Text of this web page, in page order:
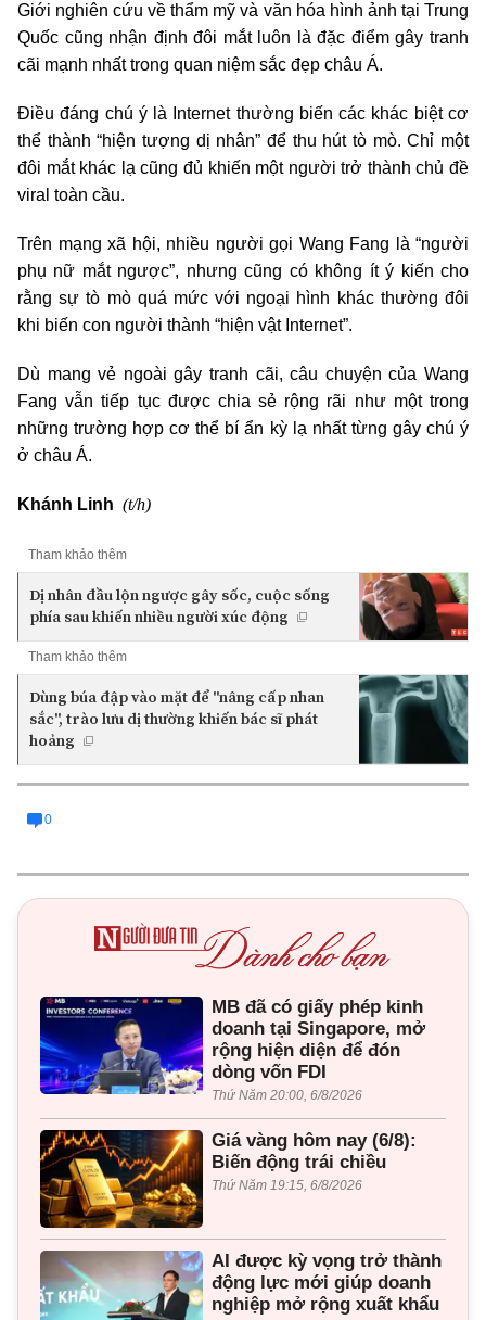
Giới nghiên cứu về thẩm mỹ và văn hóa hình ảnh tại Trung
Quốc cũng nhận định đôi mắt luôn là đặc điểm gây tranh
cãi mạnh nhất trong quan niệm sắc đẹp châu Á.
Điều đáng chú ý là Internet thường biến các khác biệt cơ
thể thành “hiện tượng dị nhân” để thu hút tò mò. Chỉ một
đôi mắt khác lạ cũng đủ khiến một người trở thành chủ đề
viral toàn cầu.
Trên mạng xã hội, nhiều người gọi Wang Fang là “người
phụ nữ mắt ngược”, nhưng cũng có không ít ý kiến cho
rằng sự tò mò quá mức với ngoại hình khác thường đôi
khi biến con người thành “hiện vật Internet”.
Dù mang vẻ ngoài gây tranh cãi, câu chuyện của Wang
Fang vẫn tiếp tục được chia sẻ rộng rãi như một trong
những trường hợp cơ thể bí ẩn kỳ lạ nhất từng gây chú ý
ở châu Á.
Khánh Linh (t/h)
Tham khảo thêm
Dị nhân đầu lộn ngược gây sốc, cuộc sống
phía sau khiến nhiều người xúc động
Tham khảo thêm
Dùng búa đập vào mặt để "nâng cấp nhan
sắc", trào lưu dị thường khiến bác sĩ phát
hoảng
0
MB đã có giấy phép kinh
doanh tại Singapore, mở
rộng hiện diện để đón
dòng vốn FDI
Thứ Năm 20:00, 6/8/2026
Giá vàng hôm nay (6/8):
Biến động trái chiều
Thứ Năm 19:15, 6/8/2026
AI được kỳ vọng trở thành
động lực mới giúp doanh
nghiệp mở rộng xuất khẩu